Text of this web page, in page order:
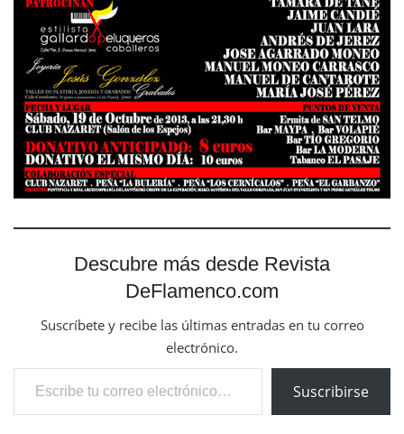
Descubre más desde Revista
DeFlamenco.com
Suscríbete y recibe las últimas entradas en tu correo
electrónico.
Escribe tu correo electrónico…
Suscribirse